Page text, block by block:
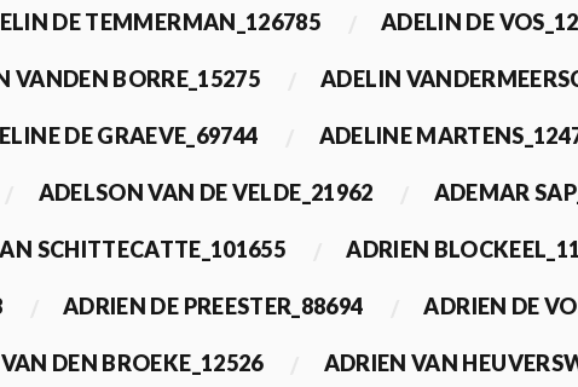
DE TEMMERMAN_126785 ADELIN DE
VANDEN BORRE_15275 ADELIN
DE GRAEVE_69744 ADELINE
ADELSON VAN DE VELDE_21962 ADEMAR
SCHITTECATTE_101655 ADRIEN
ADRIEN DE PREESTER_88694 ADRIEN DE
DEN BROEKE_12526 ADRIEN VAN